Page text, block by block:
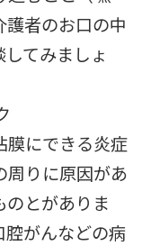
護者のお口の中
てみましょ
膜にできる炎症
周りに原因があ
とがありま
腔がんなどの病